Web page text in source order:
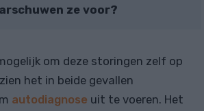
ze voor?
om deze storingen zelf op
het in beide gevallen
autodiagnose uit te voeren. Het